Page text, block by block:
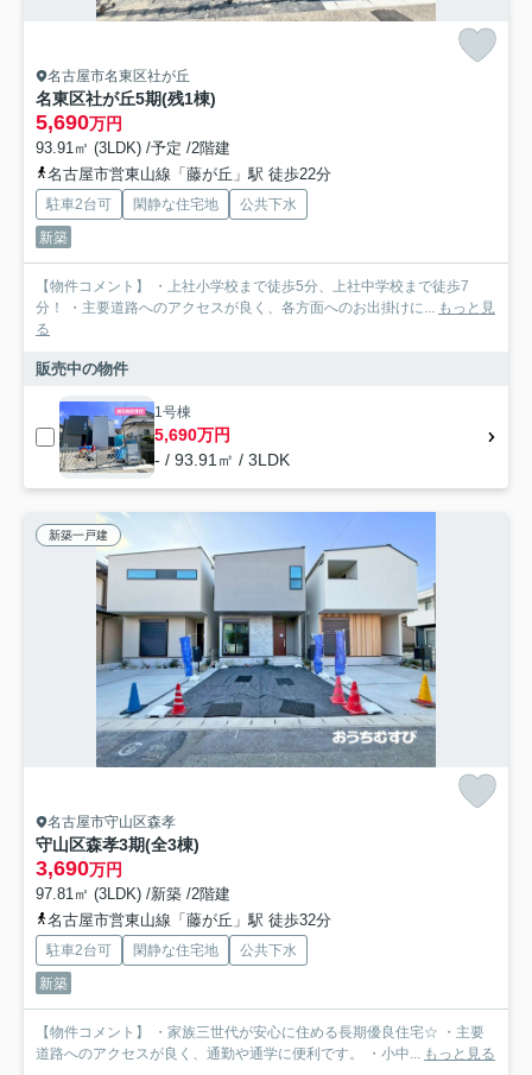
名古屋市名東区社が丘
名東区社が丘5期(残1棟)
5,690万円
93.91㎡ (3LDK) /予定 /2階建
名古屋市営東山線「藤が丘」駅 徒歩22分
駐車2台可 閑静な住宅地
公共下水
新築
【物件コメント】 ・上社小学校まで徒歩5分、上社中学校まで徒歩7
分！ ・主要道路へのアクセスが良く、各方面へのお出掛けに... もっと見
る
販売中の物件
1号棟
5,690万円
- / 93.91㎡ / 3LDK
新築一戸建
名古屋市守山区森孝
守山区森孝3期(全3棟)
3,690万円
97.81㎡ (3LDK) /新築 /2階建
名古屋市営東山線「藤が丘」駅 徒歩32分
駐車2台可 閑静な住宅地
公共下水
新築
【物件コメント】 ・家族三世代が安心に住める長期優良住宅☆ ・主要
道路へのアクセスが良く、通勤や通学に便利です。 ・小中... もっと見る